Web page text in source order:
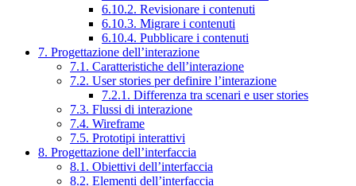
6.10.2. Revisionare i contenuti
6.10.3. Migrare i contenuti
6.10.4. Pubblicare i contenuti
7. Progettazione dell’interazione
7.1. Caratteristiche dell’interazione
7.2. User stories per definire l’interazione
7.2.1. Differenza tra scenari e user stories
7.3. Flussi di interazione
7.4. Wireframe
7.5. Prototipi interattivi
8. Progettazione dell’interfaccia
8.1. Obiettivi dell’interfaccia
8.2. Elementi dell’interfaccia